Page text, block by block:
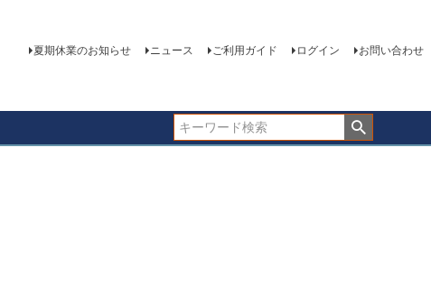
夏期休業のお知らせ ニュース ご利用ガイド ログイン お問い合わせ